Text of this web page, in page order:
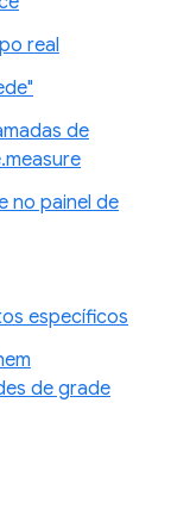
real
de
no painel de
específicos
de grade